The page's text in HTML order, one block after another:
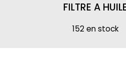
FILTRE A
152 en stock